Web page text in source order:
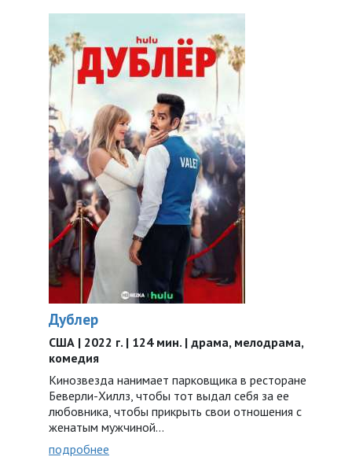
Дублер
США | 2022 г. | 124 мин. | драма, мелодрама,
комедия
Кинозвезда нанимает парковщика в ресторане
Беверли-Хиллз, чтобы тот выдал себя за ее
любовника, чтобы прикрыть свои отношения с
женатым мужчиной…
подробнее